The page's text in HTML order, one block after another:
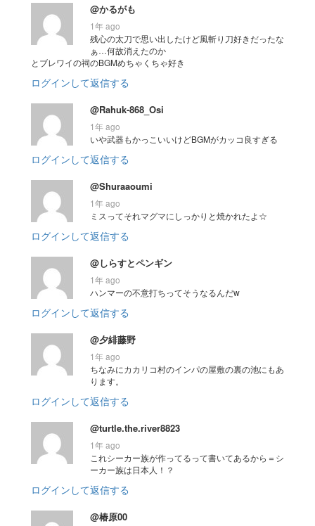
@かるがも
1年 ago
残心の太刀で思い出したけど風斬り刀好きだったな
ぁ…何故消えたのか
とブレワイの祠のBGMめちゃくちゃ好き
ログインして返信する
@Rahuk-868_Osi
1年 ago
いや武器もかっこいいけどBGMがカッコ良すぎる
ログインして返信する
@Shuraaoumi
1年 ago
ミスってそれマグマにしっかりと焼かれたよ☆
ログインして返信する
@しらすとペンギン
1年 ago
ハンマーの不意打ちってそうなるんだw
ログインして返信する
@夕緋藤野
1年 ago
ちなみにカカリコ村のインパの屋敷の裏の池にもあ
ります。
ログインして返信する
@turtle.the.river8823
1年 ago
これシーカー族が作ってるって書いてあるから＝シ
ーカー族は日本人！？
ログインして返信する
@椿原00